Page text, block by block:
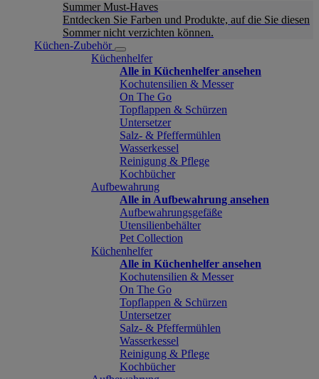
Summer Must-Haves
Entdecken Sie Farben und Produkte, auf die Sie diesen
Sommer nicht verzichten können.
Küchen-Zubehör
Küchenhelfer
Alle in Küchenhelfer ansehen
Kochutensilien & Messer
On The Go
Topflappen & Schürzen
Untersetzer
Salz- & Pfeffermühlen
Wasserkessel
Reinigung & Pflege
Kochbücher
Aufbewahrung
Alle in Aufbewahrung ansehen
Aufbewahrungsgefäße
Utensilienbehälter
Pet Collection
Küchenhelfer
Alle in Küchenhelfer ansehen
Kochutensilien & Messer
On The Go
Topflappen & Schürzen
Untersetzer
Salz- & Pfeffermühlen
Wasserkessel
Reinigung & Pflege
Kochbücher